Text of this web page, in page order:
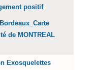
positif
de MONTREAL
Exosquelettes